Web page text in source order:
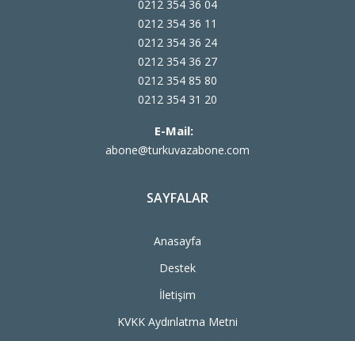
0212 354 36 04
0212 354 36 11
0212 354 36 24
0212 354 36 27
0212 354 85 80
0212 354 31 20
E-Mail:
abone@turkuvazabone.com
SAYFALAR
Anasayfa
Destek
İletişim
KVKK Aydınlatma Metni